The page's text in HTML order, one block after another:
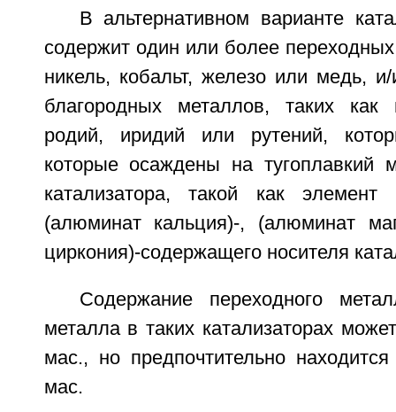
В альтернативном варианте
содержит один или более
никель, кобальт, железо или медь,
благородных металлов, таких как
родий, иридий или рутений,
которые осаждены на тугоплавкий
катализатора, такой как
(алюминат кальция)-, (алюминат
циркония)-содержащего носителя
Содержание переходного
металла в таких катализаторах
мас., но предпочтительно
мас.